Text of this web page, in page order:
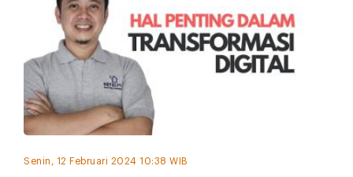
Senin, 12 Februari 2024 10:38 WIB